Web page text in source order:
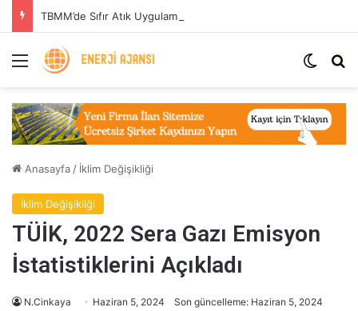
Menü Dış
Anasayfa / İklim Değişikliği
İklim Değişikliği
TÜİK, 2022 Sera Gazı Emisyon
İstatistiklerini Açıkladı
N.Cinkaya Haziran 5, 2024 Son güncelleme: Haziran 5, 2024